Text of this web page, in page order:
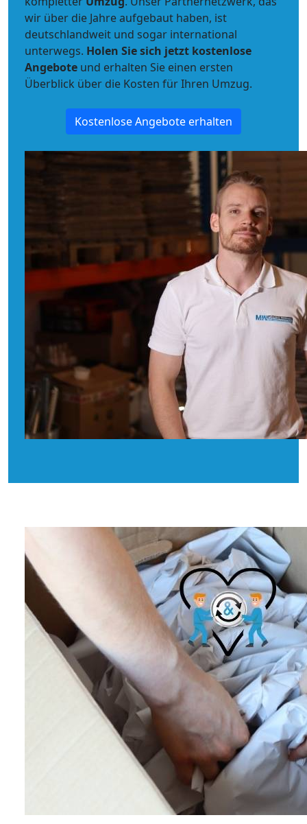
wir über die Jahre aufgebaut haben, ist
deutschlandweit und sogar international
unterwegs. Holen Sie sich jetzt kostenlose
Angebote und erhalten Sie einen ersten
Überblick über die Kosten für Ihren Umzug.
Kostenlose Angebote erhalten